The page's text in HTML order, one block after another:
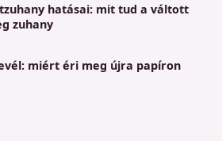
hatásai: mit tud a váltott
zuhany
miért éri meg újra papíron